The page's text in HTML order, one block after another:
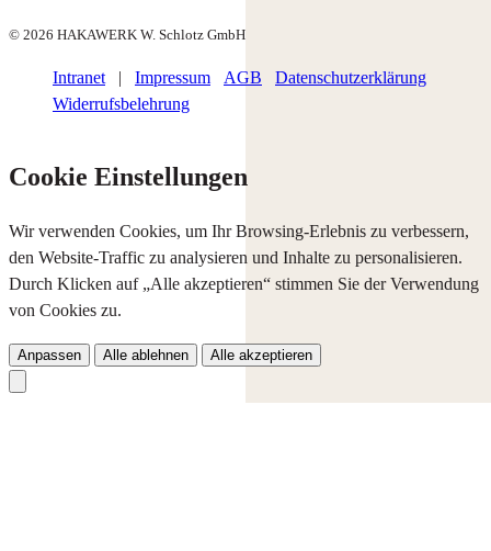
© 2026 HAKAWERK W. Schlotz GmbH
Intranet | Impressum AGB
Datenschutzerklärung
Widerrufsbelehrung
Cookie Einstellungen
Wir verwenden Cookies, um Ihr Browsing-Erlebnis zu verbessern,
den Website-Traffic zu analysieren und Inhalte zu personalisieren.
Durch Klicken auf „Alle akzeptieren“ stimmen Sie der Verwendung
von Cookies zu.
Anpassen Alle ablehnen Alle akzeptieren